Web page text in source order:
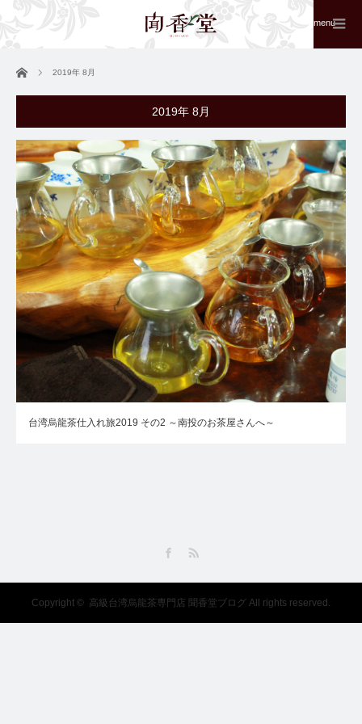
menu
ホーム 2019年 8月
2019年 8月
台湾烏龍茶仕入れ旅2019 その2 ～南投のお茶屋さんへ～
Copyright © 高級台湾烏龍茶専門店 聞香堂ブログ All rights reserved.